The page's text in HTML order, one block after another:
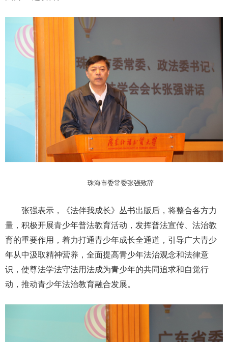
珠海市委常委张强致辞
张强表示，《法伴我成长》丛书出版后，将整合各方力
量，积极开展青少年普法教育活动，发挥普法宣传、法治教
育的重要作用，着力打通青少年成长全通道，引导广大青少
年从中汲取精神营养，全面提高青少年法治观念和法律意
识，使尊法学法守法用法成为青少年的共同追求和自觉行
动，推动青少年法治教育融合发展。